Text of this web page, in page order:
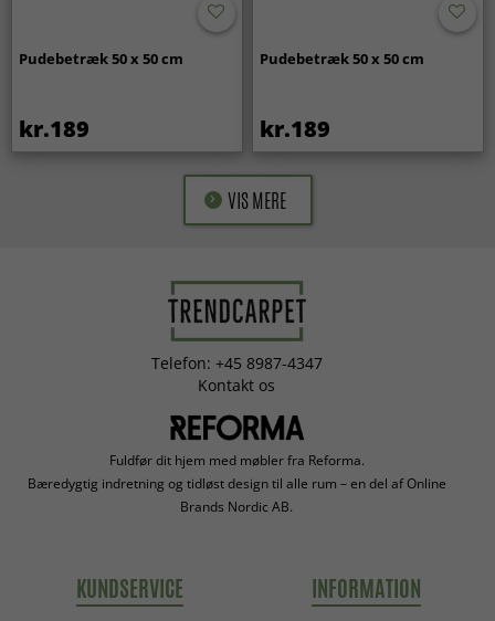
Pudebetræk 50 x 50 cm
kr.189
Pudebetræk 50 x 50 cm
kr.189
VIS MERE
Telefon: +45 8987-4347
Kontakt os
Fuldfør dit hjem med møbler fra Reforma.
Bæredygtig indretning og tidløst design til alle rum – en del af Online
Brands Nordic AB.
KUNDSERVICE INFORMATION